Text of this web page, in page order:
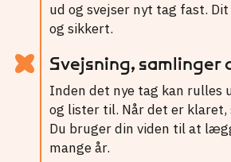
ud og svejser nyt tag fast.
og sikkert.
Svejsning, samlinger
Inden det nye tag kan rulles
og lister til. Når det er
Du bruger din viden til at
mange år.